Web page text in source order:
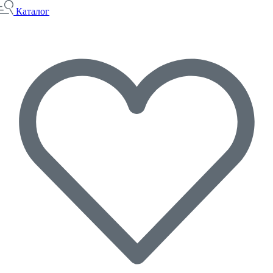
Каталог